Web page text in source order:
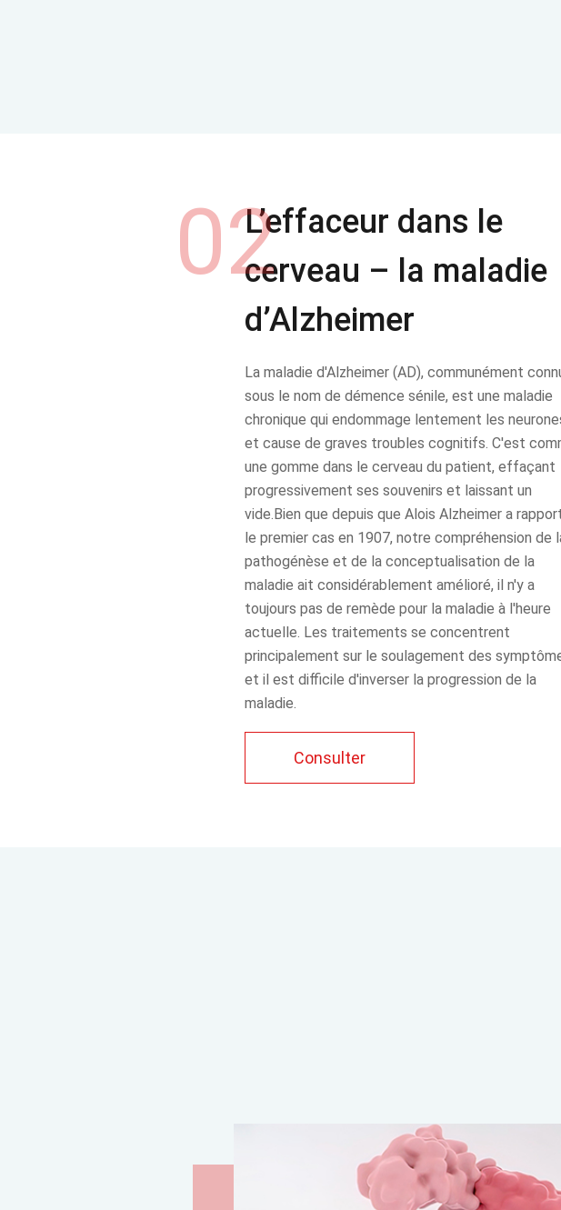
L’effaceur dans le
cerveau – la maladie
d’Alzheimer
La maladie d'Alzheimer (AD), communément
sous le nom de démence sénile, est une maladie
chronique qui endommage lentement les
et cause de graves troubles cognitifs. C'est
une gomme dans le cerveau du patient, effaçant
progressivement ses souvenirs et laissant un
vide.Bien que depuis que Alois Alzheimer a
le premier cas en 1907, notre compréhension de
pathogénèse et de la conceptualisation de la
maladie ait considérablement amélioré, il n'y a
toujours pas de remède pour la maladie à l'heure
actuelle. Les traitements se concentrent
principalement sur le soulagement des
et il est difficile d'inverser la progression de la
maladie.
Consulter
02